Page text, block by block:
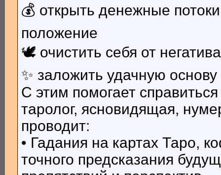
💰 открыть денежные
положение
🕊 очистить себя от
✨ заложить удачную
С этим помогает
таролог, ясновидящая,
проводит:
• Гадания на картах Таро,
точного предсказания